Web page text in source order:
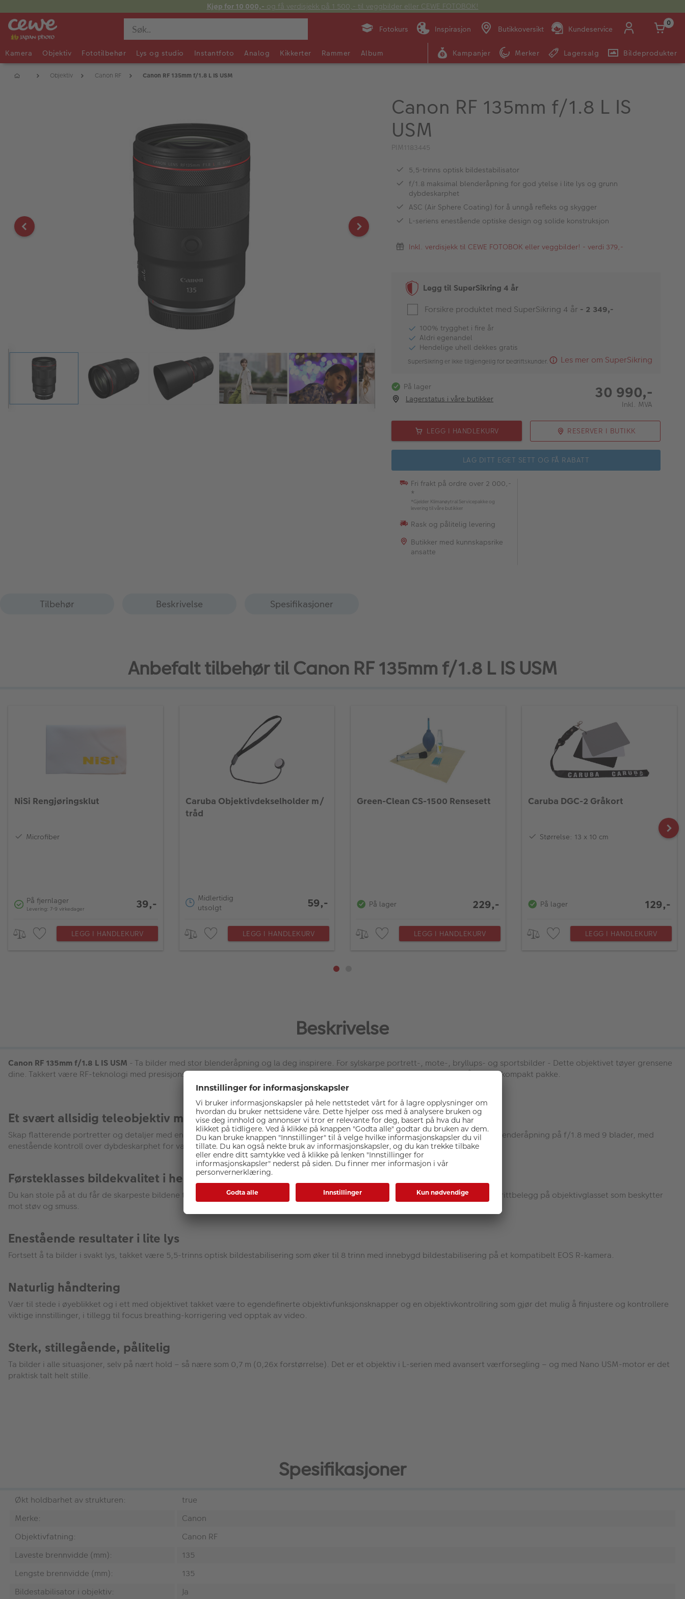
Kjøp for 10 000,- og få verdisjekk på 1 500,- til veggbilder eller CEWE FOTOBOK!
Fotokurs Inspirasjon Butikkoversikt Kundeservice
Man -
09:00 -
14:00 -
0
Kamera Objektiv Fototilbehør Lys og studio Instantfoto Analog Kikkerter Rammer Album Kampanjer Merker Lagersalg Bildeprodukter
Objektiv Canon RF Canon RF 135mm f/1.8 L IS USM
Canon RF 135mm f/1.8 L IS
USM
PIM1183445
5,5-trinns optisk bildestabilisator
f/1.8 maksimal blenderåpning for god ytelse i lite lys og grunn
dybdeskarphet
ASC (Air Sphere Coating) for å unngå refleks og skygger
L-seriens enestående optiske design og solide konstruksjon
Inkl. verdisjekk til CEWE FOTOBOK eller veggbilder! - verdi 379,-
Legg til SuperSikring 4 år
Forsikre produktet med SuperSikring 4 år - 2 349,-
100% trygghet i fire år
Aldri egenandel
Hendelige uhell dekkes gratis
SuperSikring er ikke tilgjengelig for bedriftskunder. Les mer om SuperSikring
På lager
Lagerstatus i våre butikker
30 990,-
Inkl. MVA
LEGG I HANDLEKURV RESERVER I BUTIKK
LAG DITT EGET SETT OG FÅ RABATT
Fri frakt på ordre over 2 000,-
*
*Gjelder Klimanøytral Servicepakke og
levering til våre butikker
Rask og pålitelig levering
Butikker med kunnskapsrike
ansatte
Tilbehør Beskrivelse Spesifikasjoner
Anbefalt tilbehør til Canon RF 135mm f/1.8 L IS USM
NiSi Rengjøringsklut
Microfiber
På fjernlager
Levering: 7-9 virkedager 39,-
LEGG I HANDLEKURV
Caruba Objektivdekselholder m/
tråd
Midlertidig
utsolgt
59,-
LEGG I HANDLEKURV
Green-Clean CS-1500 Rensesett
På lager 229,-
LEGG I HANDLEKURV
Caruba DGC-2 Gråkort
Størrelse: 13 x 10 cm
På lager 129,-
LEGG I HANDLEKURV
Beskrivelse
Canon RF 135mm f/1.8 L IS USM - Ta bilder med stor blenderåpning og la deg inspirere. For sylskarpe portrett-, mote-, bryllups- og sportsbilder - Dette objektivet tøyer grensene
dine. Takkert være RF-teknologi med presisjonsoptikk, avansert bildestabilisering og L-seriens produksjonskvalitet kan du få alt i en kompakt pakke.
Et svært allsidig teleobjektiv med stor blenderåpning
Skap flatterende portretter og detaljer med enestående motivseparering takket være en lengre brennvidde på 135 mm og en rask blenderåpning på f/1.8 med 9 blader, med
enestående kontroll over dybdeskarphet for vakker bokeh.
Førsteklasses bildekvalitet i hele rammen
Du kan stole på at du får de skarpeste bildene takket være tre UD-elementer samt ASC- og Super Spectra-belegg, i tillegg til et fluorittbelegg på objektivglasset som beskytter
mot støv og smuss.
Enestående resultater i lite lys
Fortsett å ta bilder i svakt lys, takket være 5,5-trinns optisk bildestabilisering som øker til 8 trinn med innebygd bildestabilisering på et kompatibelt EOS R-kamera.
Naturlig håndtering
Vær til stede i øyeblikket og i ett med objektivet takket være to egendefinerte objektivfunksjonsknapper og en objektivkontrollring som gjør det mulig å finjustere og kontrollere
viktige innstillinger, i tillegg til focus breathing-korrigering ved opptak av video.
Sterk, stillegående, pålitelig
Ta bilder i alle situasjoner, selv på nært hold – så nære som 0,7 m (0,26x forstørrelse). Det er et objektiv i L-serien med avansert værforsegling – og med Nano USM-motor er det
praktisk talt helt stille.
Spesifikasjoner
Økt holdbarhet av strukturen:
true
Merke:
Canon
Objektivfatning:
Canon RF
Laveste brennvidde (mm):
135
Lengste brennvidde (mm):
135
Bildestabilisator i objektiv:
Ja